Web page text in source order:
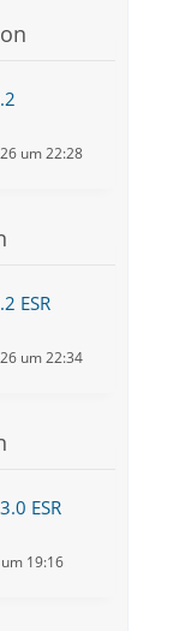
um 22:28
ESR
um 22:34
ESR
19:16